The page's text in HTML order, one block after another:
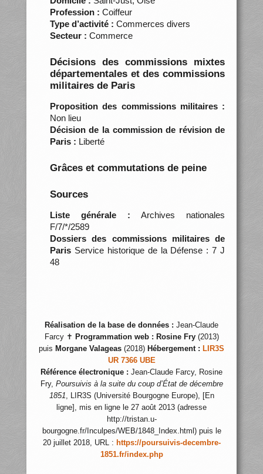
Profession : Coiffeur
Type d’activité : Commerces divers
Secteur : Commerce
Décisions des commissions mixtes
départementales et des commissions
militaires de Paris
Proposition des commissions militaires :
Non lieu
Décision de la commission de révision de
Paris : Liberté
Grâces et commutations de peine
Sources
Liste générale : Archives nationales
F/7/*/2589
Dossiers des commissions militaires de
ParisService historique de la Défense : 7 J
48
Réalisation de la base de données : Jean-Claude
Farcy ✝ Programmation web : Rosine Fry(2013)
puis Morgane Valageas (2018) Hébergement : LIR3S
UR 7366 UBE
Référence électronique : Jean-Claude Farcy, Rosine
Fry, Poursuivis à la suite du coup d’État de décembre
1851, LIR3S (Université Bourgogne Europe), [En
ligne], mis en ligne le 27 août 2013 (adresse
http://tristan.u-
bourgogne.fr/Inculpes/WEB/1848_Index.html) puis le
20 juillet 2018, URL : https://poursuivis-decembre-
1851.fr/index.php